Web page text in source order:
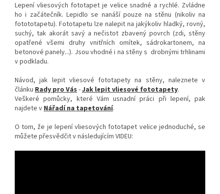
Lepení vliesových fototapet je velice snadné a rychlé. Zvládne
ho i začátečník. Lepidlo se nanáší pouze na stěnu (nikoliv na
fotototapetu). Fototapetu lze nalepit na jakýkoliv hladký, rovný,
suchý, tak akorát savý a nečistot zbavený povrch (zdi, stěny
opatřené všemi druhy vnitřních omítek, sádrokartonem, na
betonové panely...). Jsou vhodné i na stěny s drobnými trhlinami
v podkladu.
Návod, jak lepit vliesové fototapety na stěny, naleznete v
článku Rady pro Vás-Jak lepit vliesové fototapety.
Veškeré pomůcky, které Vám usnadní práci při lepení, pak
najdete vNářadí na tapetování.
O tom, že je lepení vliesových fototapet velice jednoduché, se
můžete přesvědčit v následujícím VIDEU: